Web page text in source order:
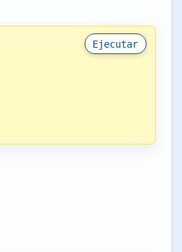
Ejecutar